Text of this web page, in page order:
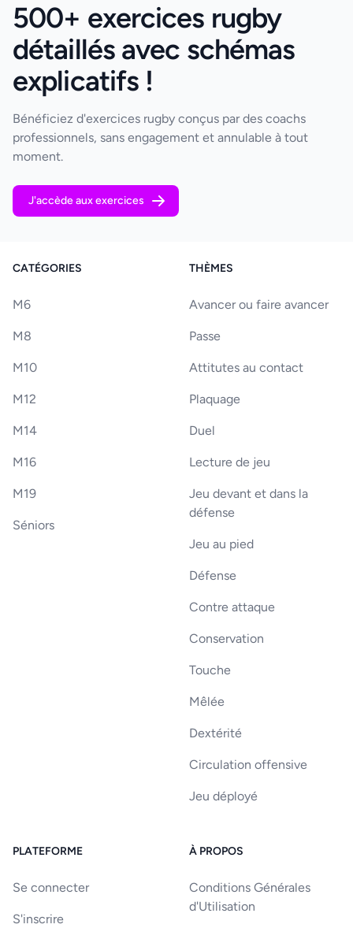
500+ exercices rugby
détaillés avec schémas
explicatifs !
Bénéficiez d'exercices rugby conçus par des coachs
professionnels, sans engagement et annulable à tout
moment.
J'accède aux exercices
CATÉGORIES
M6
M8
M10
M12
M14
M16
M19
Séniors
THÈMES
Avancer ou faire avancer
Passe
Attitutes au contact
Plaquage
Duel
Lecture de jeu
Jeu devant et dans la
défense
Jeu au pied
Défense
Contre attaque
Conservation
Touche
Mêlée
Dextérité
Circulation offensive
Jeu déployé
PLATEFORME
Se connecter
S'inscrire
À PROPOS
Conditions Générales
d'Utilisation